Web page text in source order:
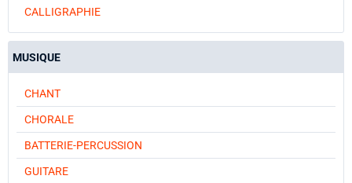
CALLIGRAPHIE
MUSIQUE
CHANT
CHORALE
BATTERIE-PERCUSSION
GUITARE